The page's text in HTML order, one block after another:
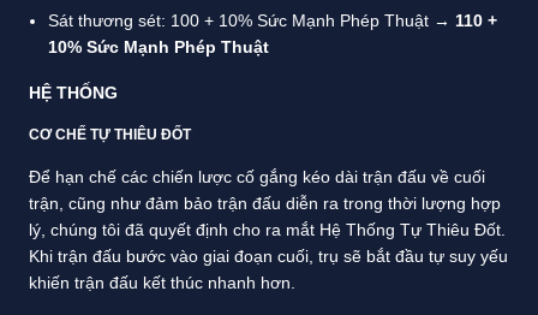
Sát thương sét: 100 + 10% Sức Mạnh Phép Thuật → 110 +
10% Sức Mạnh Phép Thuật
HỆ THỐNG
CƠ CHẾ TỰ THIÊU ĐỐT
Để hạn chế các chiến lược cố gắng kéo dài trận đấu về cuối
trận, cũng như đảm bảo trận đấu diễn ra trong thời lượng hợp
lý, chúng tôi đã quyết định cho ra mắt Hệ Thống Tự Thiêu Đốt.
Khi trận đấu bước vào giai đoạn cuối, trụ sẽ bắt đầu tự suy yếu
khiến trận đấu kết thúc nhanh hơn.